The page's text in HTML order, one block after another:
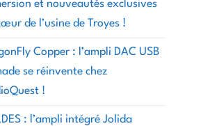
et nouveautés exclusives
de l’usine de Troyes !
Copper : l’ampli DAC USB
se réinvente chez
!
: l’ampli intégré Jolida